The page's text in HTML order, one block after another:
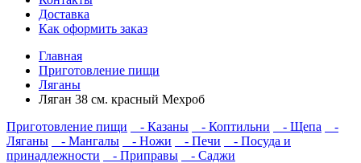
Доставка
Как оформить заказ
Главная
Приготовление пищи
Ляганы
Ляган 38 см. красный Мехроб
Приготовление пищи
- Казаны - Коптильни - Щепа
-
Ляганы
- Мангалы - Ножи - Печи
- Посуда и
принадлежности
- Приправы - Саджи